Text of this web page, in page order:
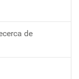
de